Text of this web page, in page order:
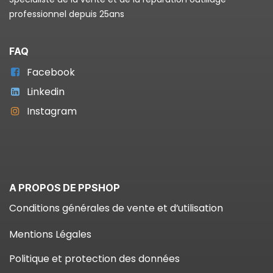
professionnel depuis 25ans
FAQ
Facebook
Linkedin
Instagram
A PROPOS DE PPSHOP
Conditions générales de vente et d’utilisation
Mentions Légales
Politique et protection des données